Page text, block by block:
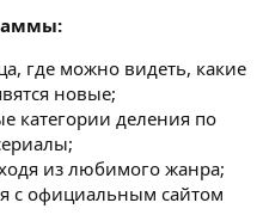
где можно видеть, какие
новые;
категории деления по
из любимого жанра;
с официальным сайтом